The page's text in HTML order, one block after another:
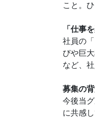
こと。
「仕事
社員の
びや巨
など、
募集の
今後当
に共感